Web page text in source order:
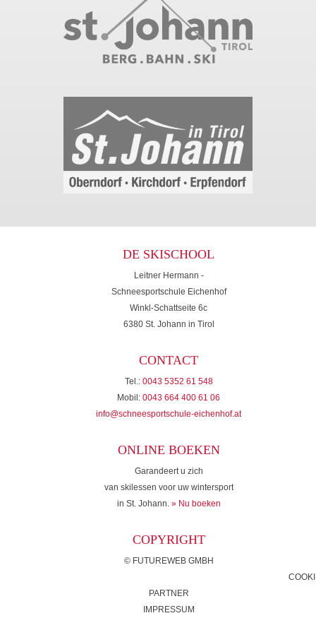
DE SKISCHOOL
Leitner Hermann -
Schneesportschule Eichenhof
Winkl-Schattseite 6c
6380 St. Johann in Tirol
CONTACT
Tel.: 0043 5352 61 548
Mobil: 0043 664 400 61 06
info@schneesportschule-eichenhof.at
ONLINE BOEKEN
Garandeert u zich
van skilessen voor uw wintersport
in St. Johann. » Nu boeken
COPYRIGHT
© FUTUREWEB GMBH
PARTNER
IMPRESSUM